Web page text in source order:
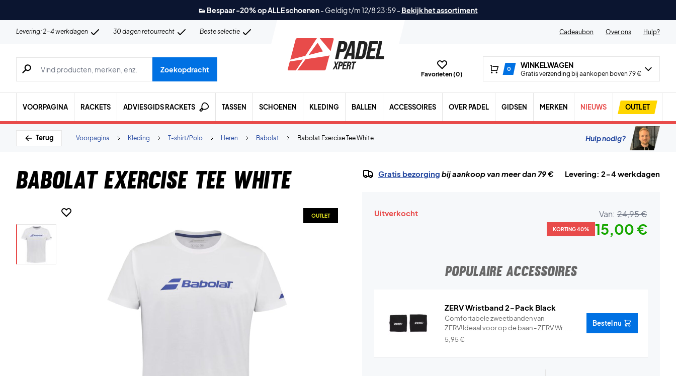
👟 Bespaar -20% op ALLE schoenen- Geldig t/m 12/8 23:59- Bekijk het assortiment
Levering: 2-4 werkdagen 30 dagen retourrecht Beste selectie Cadeaubon Over ons Hulp?
Zoeken naar producten, merken etc.
Zoekopdracht
Favorieten (0)
0 WINKELWAGEN
Gratis verzending bij aankopen boven 79 €
VOORPAGINA RACKETS ADVIESGIDS RACKETS TASSEN SCHOENEN KLEDING BALLEN ACCESSOIRES OVER PADEL GIDSEN MERKEN NIEUWS OUTLET
Terug Babolat Exercise Tee White
Babolat
Heren
T-shirt/Polo
Kleding
Voorpagina Hulp nodig?
Babolat Exercise Tee White
OUTLET
Gratis bezorging bij aankoop van meer dan 79 € Levering: 2-4 werkdagen
Uitverkocht Van: 24,95 €
KORTING 40% 15,00 €
POPULAIRE ACCESSOIRES
ZERV Wristband 2-Pack Black
Comfortabele zweetbanden van
ZERV!Ideaal voor op de baan - ZERV Wr...
Info
5,95€
Bestel nu